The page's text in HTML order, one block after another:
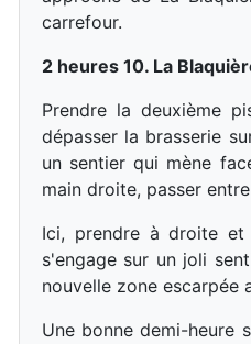
carrefour.
2 heures 10. La
Prendre la deuxième
dépasser la brasserie
un sentier qui mène
main droite, passer
Ici, prendre à droite
s'engage sur un joli
nouvelle zone escarpée
Une bonne demi-heure